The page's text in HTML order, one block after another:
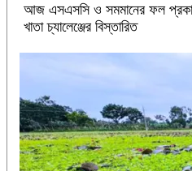
আজ এসএসসি ও সমমানের ফল
খাতা চ্যালেঞ্জের বিস্তারিত